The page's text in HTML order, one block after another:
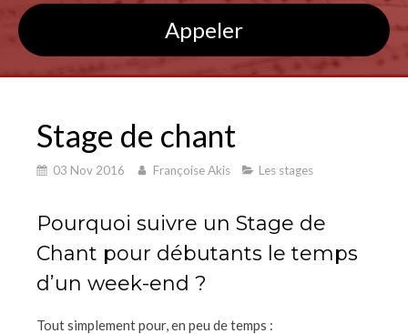
Appeler
Stage de chant
03 Nov 2016 Françoise Akis Les stages
Pourquoi suivre un Stage de
Chant pour débutants le temps
d’un week-end ?
Tout simplement pour, en peu de temps :